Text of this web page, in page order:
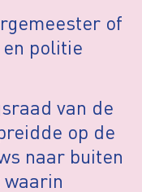
of
politie
van de
op de
naar buiten